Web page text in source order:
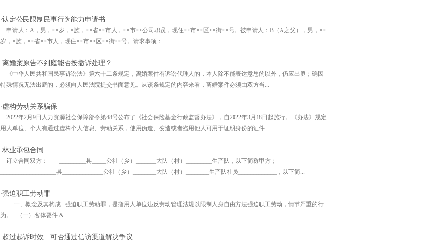
·认定公民限制民事行为能力申请书
申请人：A，男，××岁，×族，××省××市人，××市××公司职员，现住××市××区××街××号。被申请人：B（A之父），男，××
岁，×族，××省××市人，现住××市××区××街××号。请求事项：...
·离婚案原告不到庭能否按撤诉处理？
《中华人民共和国民事诉讼法》第六十二条规定，离婚案件有诉讼代理人的，本人除不能表达意思的以外，仍应出庭；确因
特殊情况无法出庭的，必须向人民法院提交书面意见。从该条规定的内容来看，离婚案件必须由双方当...
· 虚构劳动关系骗保
2022年2月9日人力资源社会保障部令第48号公布了《社会保险基金行政监督办法》，自2022年3月18日起施行。《办法》规定
用人单位、个人有通过虚构个人信息、劳动关系，使用伪造、变造或者盗用他人可用于证明身份的证件...
·林业承包合同
订立合同双方： _________县_____公社（乡）_______大队（村）_________生产队，以下简称甲方；
___________________县______________公社（乡）________大队（村）________生产队社员_____________，以下简...
·强迫职工劳动罪
一、概念及其构成 强迫职工劳动罪，是指用人单位违反劳动管理法规以限制人身自由方法强迫职工劳动，情节严重的行
为。 （一）客体要件 &...
·超过起诉时效，可否通过信访渠道解决争议